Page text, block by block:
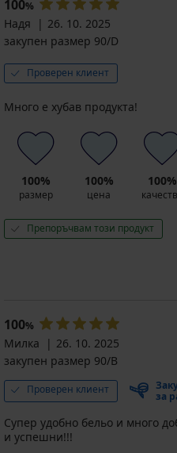
100%
Надя
26. 10. 2025
закупен размер 90/D
Проверен клиент
Много е хубав продукта!
100%
размер
100%
цена
100%
Препоръчвам този продукт
100%
Милка
26. 10. 2025
закупен размер 90/B
Проверен клиент
за
Супер удобно бельо и много
и успешни!!!